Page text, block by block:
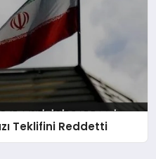
Teklifini Reddetti